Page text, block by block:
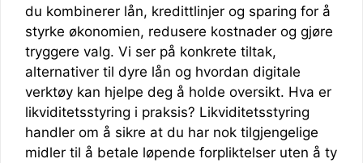
du kombinerer lån, kredittlinjer og sparing for å
styrke økonomien, redusere kostnader og gjøre
tryggere valg. Vi ser på konkrete tiltak,
alternativer til dyre lån og hvordan digitale
verktøy kan hjelpe deg å holde oversikt. Hva er
likviditetsstyring i praksis? Likviditetsstyring
handler om å sikre at du har nok tilgjengelige
midler til å betale løpende forpliktelser uten å ty